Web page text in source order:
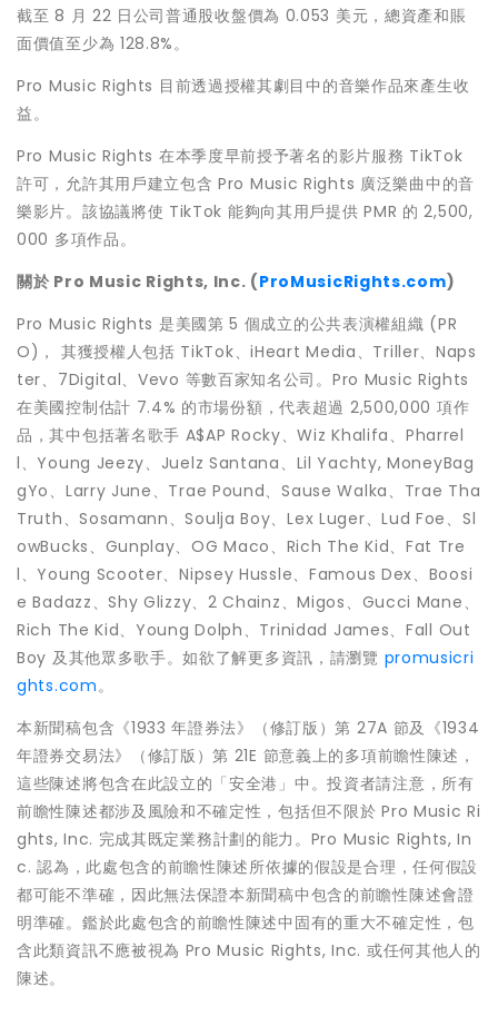
截至 8 月 22 日公司普通股收盤價為 0.053 美元，總資產和賬
面價值至少為 128.8%。
Pro Music Rights 目前透過授權其劇目中的音樂作品來產生收
益。
Pro Music Rights 在本季度早前授予著名的影片服務 TikTok
許可，允許其用戶建立包含 Pro Music Rights 廣泛樂曲中的音
樂影片。該協議將使 TikTok 能夠向其用戶提供 PMR 的 2,500,
000 多項作品。
關於 Pro Music Rights, Inc. (ProMusicRights.com)
Pro Music Rights 是美國第 5 個成立的公共表演權組織 (PR
O)， 其獲授權人包括 TikTok、iHeart Media、Triller、Naps
ter、7Digital、Vevo 等數百家知名公司。Pro Music Rights
在美國控制估計 7.4% 的市場份額，代表超過 2,500,000 項作
品，其中包括著名歌手 A$AP Rocky、Wiz Khalifa、Pharrel
l、Young Jeezy、Juelz Santana、Lil Yachty, MoneyBag
gYo、Larry June、Trae Pound、Sause Walka、Trae Tha
Truth、Sosamann、Soulja Boy、Lex Luger、Lud Foe、Sl
owBucks、Gunplay、OG Maco、Rich The Kid、Fat Tre
l、Young Scooter、Nipsey Hussle、Famous Dex、Boosi
e Badazz、Shy Glizzy、2 Chainz、Migos、Gucci Mane、
Rich The Kid、Young Dolph、Trinidad James、Fall Out
Boy 及其他眾多歌手。如欲了解更多資訊，請瀏覽 promusicri
ghts.com。
本新聞稿包含《1933 年證券法》（修訂版）第 27A 節及《1934
年證券交易法》（修訂版）第 21E 節意義上的多項前瞻性陳述，
這些陳述將包含在此設立的「安全港」中。投資者請注意，所有
前瞻性陳述都涉及風險和不確定性，包括但不限於 Pro Music Ri
ghts, Inc. 完成其既定業務計劃的能力。Pro Music Rights, In
c. 認為，此處包含的前瞻性陳述所依據的假設是合理，任何假設
都可能不準確，因此無法保證本新聞稿中包含的前瞻性陳述會證
明準確。鑑於此處包含的前瞻性陳述中固有的重大不確定性，包
含此類資訊不應被視為 Pro Music Rights, Inc. 或任何其他人的
陳述。